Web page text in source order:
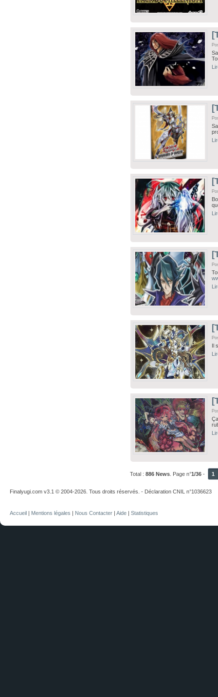
Il
Total :886 News . Page n°1/36 - 1
Finalyugi.com v3.1 © 2004-2026. Tous droits réservés. - Déclaration CNIL n°1036623
Accueil | Mentions légales | Nous Contacter | Aide | Statistiques